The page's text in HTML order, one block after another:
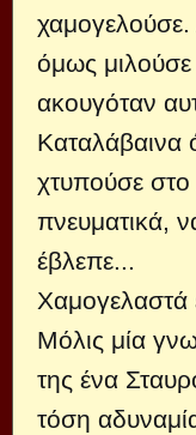
χαμογελούσε.
όμως
ακουγόταν
Καταλάβαινα
χτυπούσε στο
πνευματικά,
έβλεπε...
Χαμογελαστά
Μόλις μία
της ένα
τόση